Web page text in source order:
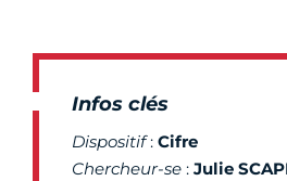
Infos clés
Dispositif: Cifre
Chercheur-se : Julie